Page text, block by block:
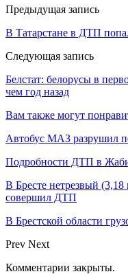
Предыдущая запись
В Татарстане в ДТП
Следующая запись
Белстат: белорусы в
чем год назад
Вам также могут
Автобус МАЗ разрушил
Подробности ДТП в
В Бресте нетрезвый (3,18
совершил ДТП
В Брестской области
Prev Next
Комментарии закрыты.